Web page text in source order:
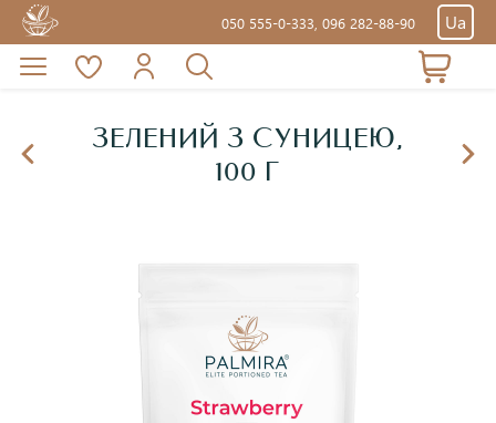
050 555-0-333, 096 282-88-90 Ua
ЗЕЛЕНИЙ З СУНИЦЕЮ,
100 Г